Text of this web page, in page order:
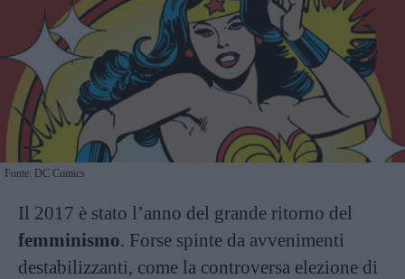
Fonte: DC Comics
Il 2017 è stato l’anno del grande ritorno del
femminismo. Forse spinte da avvenimenti
destabilizzanti, come la controversa elezione di